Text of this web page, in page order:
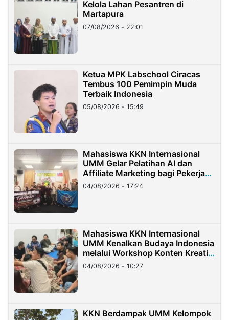
Kelola Lahan Pesantren di
Martapura
07/08/2026 - 22:01
Ketua MPK Labschool Ciracas
Tembus 100 Pemimpin Muda
Terbaik Indonesia
05/08/2026 - 15:49
Mahasiswa KKN Internasional
UMM Gelar Pelatihan AI dan
Affiliate Marketing bagi Pekerja
Migran Indonesia di Taiwan
04/08/2026 - 17:24
Mahasiswa KKN Internasional
UMM Kenalkan Budaya Indonesia
melalui Workshop Konten Kreatif
di Taiwan
04/08/2026 - 10:27
KKN Berdampak UMM Kelompok